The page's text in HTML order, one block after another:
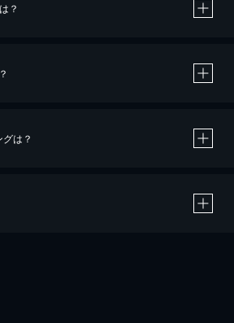
？
レジットカード決済による作品の購入 / レンタルです。
作品の購入 / レンタルは、20％のポイント還元です。
は？